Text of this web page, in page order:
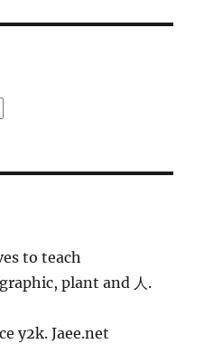
to teach
plant and 人.
y2k. Jaee.net